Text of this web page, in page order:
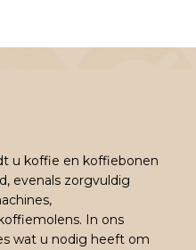
u koffie en koffiebonen
evenals zorgvuldig
In ons
wat u nodig heeft om